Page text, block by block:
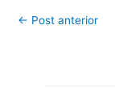
← Post anterior